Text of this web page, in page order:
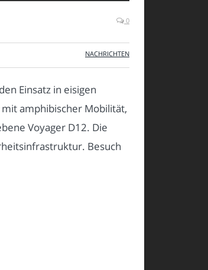
0
NACHRICHTEN
Einsatz in eisigen
amphibischer Mobilität,
Voyager D12. Die
Besuch